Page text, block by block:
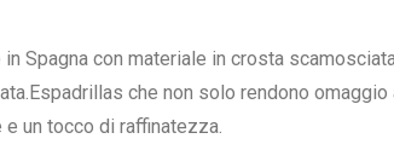
Spagna con materiale in crosta
che non solo rendono
un tocco di raffinatezza.